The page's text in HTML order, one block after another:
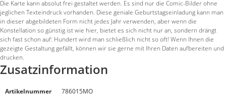
Die Karte kann absolut frei gestaltet werden. Es sind nur die Comic-Bilder ohne
jeglichen Texteindruck vorhanden. Diese geniale Geburtstagseinladung kann man
in dieser abgebildeten Form nicht jedes Jahr verwenden, aber wenn die
Konstellation so günstig ist wie hier, bietet es sich nicht nur an, sondern drängt
sich fast schon auf: Hundert wird man schließlich nicht so oft! Wenn Ihnen die
gezeigte Gestaltung gefällt, können wir sie gerne mit Ihren Daten aufbereiten und
drucken.
Zusatzinformation
Artikelnummer 786015MO